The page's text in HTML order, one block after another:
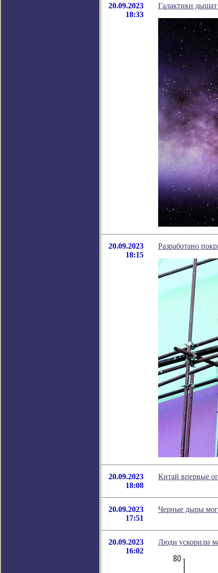
20.09.2023
18:33
Галактики дышат
20.09.2023
18:15
Разработано
20.09.2023
18:08
Китай впервые
20.09.2023
17:51
Черные дыры
20.09.2023
16:02
Люди ускорили